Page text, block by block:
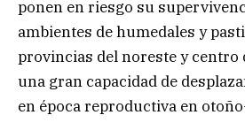
ponen en riesgo su
ambientes de humedales y
provincias del noreste y centro
una gran capacidad de
en época reproductiva en